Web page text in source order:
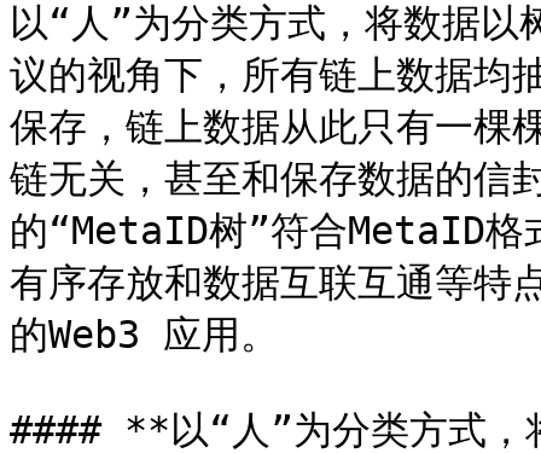
以“人”为分类方式，将数据
议的视角下，所有链上数据均
保存，链上数据从此只有一棵
链无关，甚至和保存数据的信
的“MetaID树”符合MetaID格
有序存放和数据互联互通等特
的Web3 应用。
#### **以“人”为分类方式，